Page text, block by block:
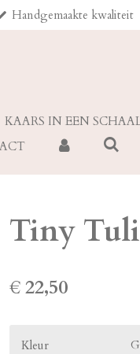
Handgemaakte kwaliteit
KAARS IN EEN
Tiny
€ 22,50
Kleur